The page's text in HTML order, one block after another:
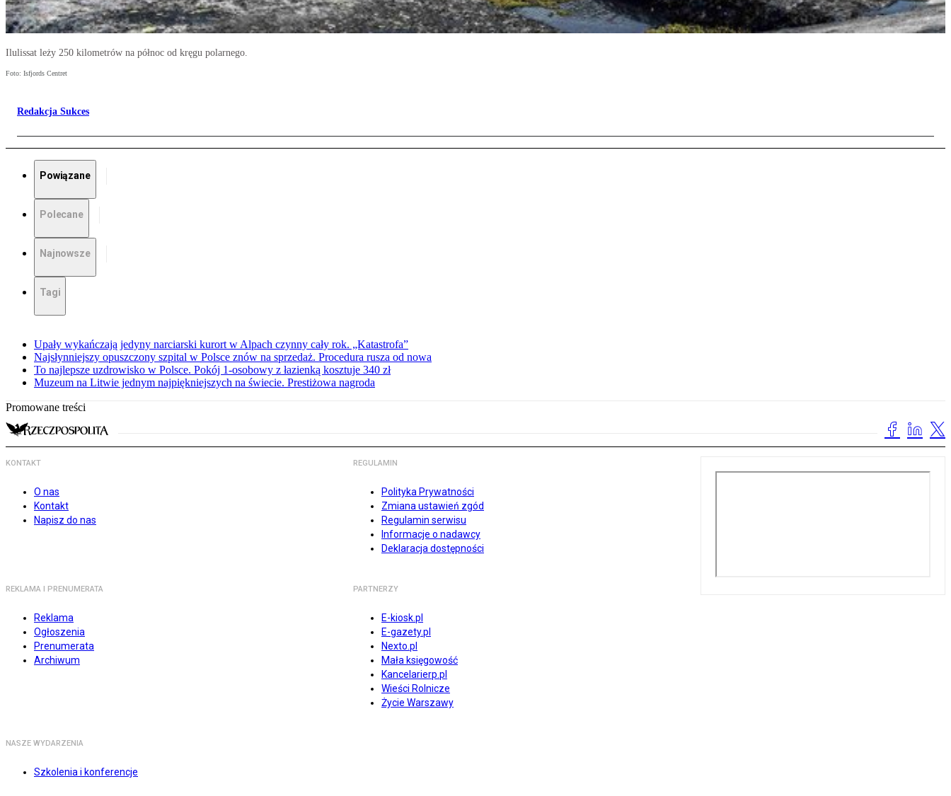
Ilulissat leży 250 kilometrów na północ od kręgu polarnego.
Foto: Isfjords Centret
Redakcja Sukces
Powiązane
Polecane
Najnowsze
Tagi
Upały wykańczają jedyny narciarski kurort w Alpach czynny cały rok. „Katastrofa”
Najsłynniejszy opuszczony szpital w Polsce znów na sprzedaż. Procedura rusza od nowa
To najlepsze uzdrowisko w Polsce. Pokój 1-osobowy z łazienką kosztuje 340 zł
Muzeum na Litwie jednym najpiękniejszych na świecie. Prestiżowa nagroda
Promowane treści
KONTAKT
O nas
Kontakt
Napisz do nas
REGULAMIN
Polityka Prywatności
Zmiana ustawień zgód
Regulamin serwisu
Informacje o nadawcy
Deklaracja dostępności
REKLAMA I PRENUMERATA
Reklama
Ogłoszenia
Prenumerata
Archiwum
PARTNERZY
E-kiosk.pl
E-gazety.pl
Nexto.pl
Mała księgowość
Kancelarierp.pl
Wieści Rolnicze
Życie Warszawy
NASZE WYDARZENIA
Szkolenia i konferencje